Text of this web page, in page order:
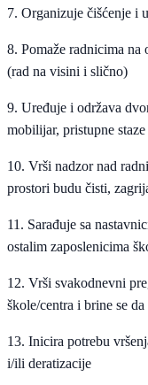
7. Organizuje čišćenje i
8. Pomaže radnicima
(rad na visini i slično)
9. Uređuje i održava
mobilijar, pristupne
10. Vrši nadzor nad
prostori budu čisti,
11. Sarađuje sa
ostalim zaposlenicima
12. Vrši svakodnevni
škole/centra i brine se
13. Inicira potrebu
i/ili deratizacije